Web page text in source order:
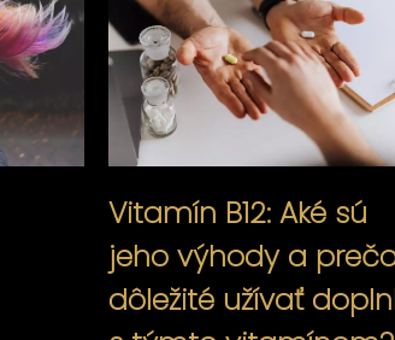
Vitamín B12: Aké sú
jeho výhody a
dôležité užívať